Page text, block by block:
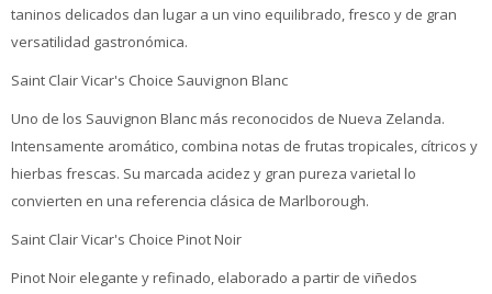
taninos delicados dan lugar a un vino equilibrado, fresco y de gran
versatilidad gastronómica.
Saint Clair Vicar's Choice Sauvignon Blanc
Uno de los Sauvignon Blanc más reconocidos de Nueva Zelanda.
Intensamente aromático, combina notas de frutas tropicales, cítricos y
hierbas frescas. Su marcada acidez y gran pureza varietal lo
convierten en una referencia clásica de Marlborough.
Saint Clair Vicar's Choice Pinot Noir
Pinot Noir elegante y refinado, elaborado a partir de viñedos